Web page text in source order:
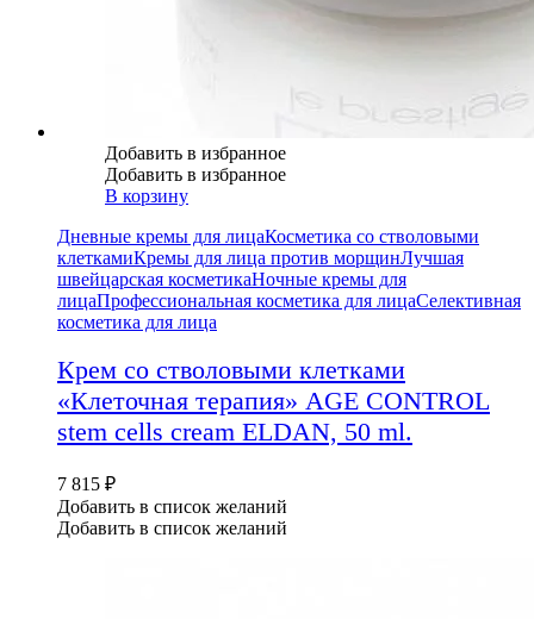
Добавить в избранное
Добавить в избранное
В корзину
Дневные кремы для лицаКосметика со стволовыми
клеткамиКремы для лица против морщинЛучшая
швейцарская косметикаНочные кремы для
лицаПрофессиональная косметика для лицаСелективная
косметика для лица
Крем со стволовыми клетками
«Клеточная терапия» AGE CONTROL
stem cells cream ELDAN, 50 ml.
7 815 ₽
Добавить в список желаний
Добавить в список желаний